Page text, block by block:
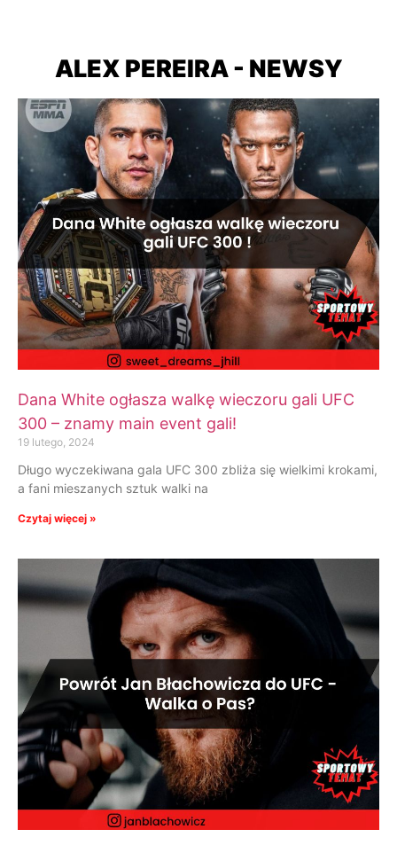
ALEX PEREIRA - NEWSY
Dana White ogłasza walkę wieczoru gali UFC
300 – znamy main event gali!
19 lutego, 2024
Długo wyczekiwana gala UFC 300 zbliża się wielkimi krokami,
a fani mieszanych sztuk walki na
Czytaj więcej »